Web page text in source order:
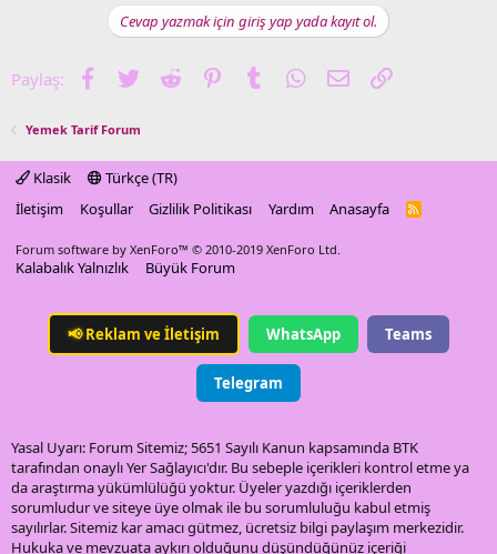
Cevap yazmak için giriş yap yada kayıt ol.
Paylaş: Facebook
TwitterReddit PinterestTumblrWhatsApp
E-postaLink
Yemek Tarif Forum
Klasik
Türkçe (TR)
İletişim
Koşullar Gizlilik Politikası Yardım Anasayfa
R
Forum software by XenForo™ © 2010-2019 XenForo Ltd.
Kalabalık Yalnızlık Büyük Forum
📢Reklam ve İletişim WhatsApp Teams
Telegram
Yasal Uyarı: Forum Sitemiz; 5651 Sayılı Kanun kapsamında BTK
tarafından onaylı Yer Sağlayıcı'dır. Bu sebeple içerikleri kontrol etme ya
da araştırma yükümlülüğü yoktur. Üyeler yazdığı içeriklerden
sorumludur ve siteye üye olmak ile bu sorumluluğu kabul etmiş
sayılırlar. Sitemiz kar amacı gütmez, ücretsiz bilgi paylaşım merkezidir.
Hukuka ve mevzuata aykırı olduğunu düşündüğünüz içeriği